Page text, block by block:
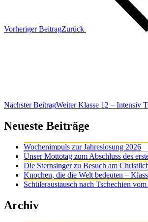
Vorheriger BeitragZurück
Nächster BeitragWeiter Klasse 12 – Intensiv
Neueste Beiträge
Wochenimpuls zur Jahreslosung 2026
Unser Mottotag zum Abschluss des
Die Sternsinger zu Besuch am
Knochen, die die Welt bedeuten –
Schüleraustausch nach Tschechien
Archiv